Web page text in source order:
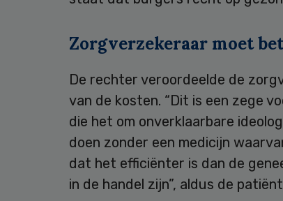
Zorgverzekeraar moet
De rechter veroordeelde de
van de kosten. “Dit is een zege
die het om onverklaarbare
doen zonder een medicijn
dat het efficiënter is dan de
in de handel zijn”, aldus de